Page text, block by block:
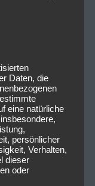
Daten, die
eine natürliche
persönlicher
Verhalten,
dieser
oder